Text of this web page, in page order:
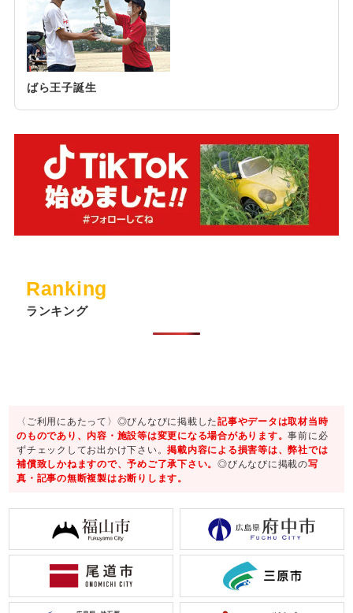
ばら王子誕生
Ranking
ランキング
〈ご利用にあたって〉◎びんなびに掲載した記事やデータは取材当時
のものであり、内容・施設等は変更になる場合があります。事前に必
ずチェックしてお出かけ下さい。掲載内容による損害等は、弊社では
補償致しかねますので、予めご了承下さい。◎びんなびに掲載の写
真・記事の無断複製はお断りします。